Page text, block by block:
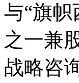
与“旗帜
之一兼
战略咨